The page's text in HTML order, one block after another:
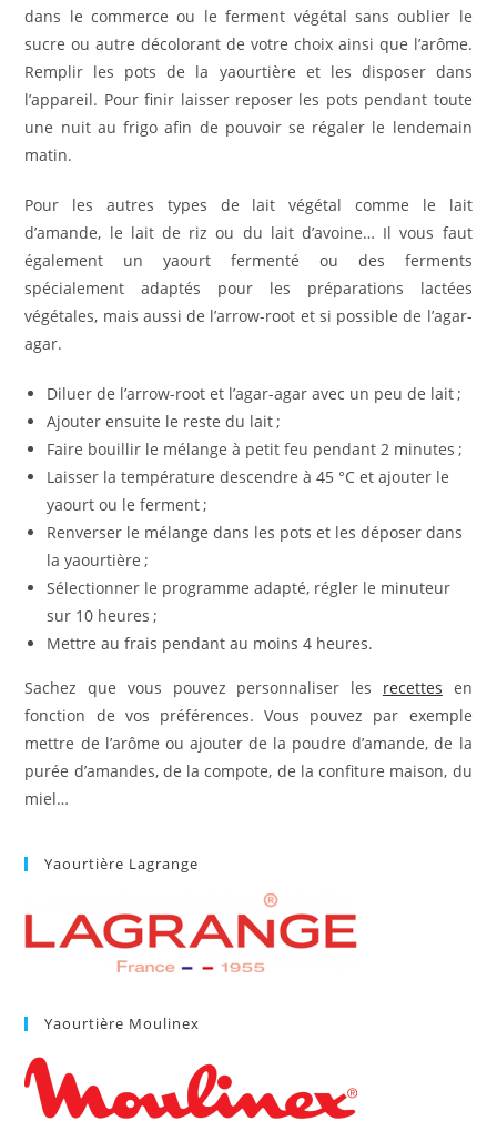
dans le commerce ou le ferment végétal sans oublier le
sucre ou autre décolorant de votre choix ainsi que l’arôme.
Remplir les pots de la yaourtière et les disposer dans
l’appareil. Pour finir laisser reposer les pots pendant toute
une nuit au frigo afin de pouvoir se régaler le lendemain
matin.
Pour les autres types de lait végétal comme le lait
d’amande, le lait de riz ou du lait d’avoine… Il vous faut
également un yaourt fermenté ou des ferments
spécialement adaptés pour les préparations lactées
végétales, mais aussi de l’arrow-root et si possible de l’agar-
agar.
Diluer de l’arrow-root et l’agar-agar avec un peu de lait ;
Ajouter ensuite le reste du lait ;
Faire bouillir le mélange à petit feu pendant 2 minutes ;
Laisser la température descendre à 45 °C et ajouter le
yaourt ou le ferment ;
Renverser le mélange dans les pots et les déposer dans
la yaourtière ;
Sélectionner le programme adapté, régler le minuteur
sur 10 heures ;
Mettre au frais pendant au moins 4 heures.
Sachez que vous pouvez personnaliser les recettes en
fonction de vos préférences. Vous pouvez par exemple
mettre de l’arôme ou ajouter de la poudre d’amande, de la
purée d’amandes, de la compote, de la confiture maison, du
miel…
Yaourtière Lagrange
Yaourtière Moulinex